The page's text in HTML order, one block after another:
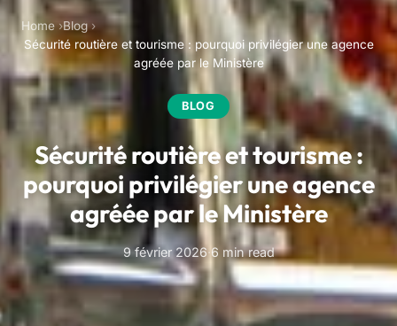
Home Blog
Sécurité routière et tourisme : pourquoi privilégier une agence
agréée par le Ministère
BLOG
Sécurité routière et tourisme :
pourquoi privilégier une agence
agréée par le Ministère
9 février 2026·6 min read